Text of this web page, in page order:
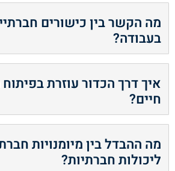
מה הקשר בין כישורים
בעבודה?
איך דרך הכדור עוזרת בפיתוח
חיים?
מה ההבדל בין מיומנויות
ליכולות חברתיות?